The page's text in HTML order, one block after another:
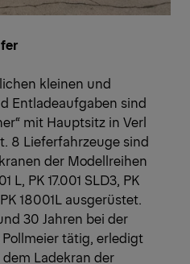
kleinen und
Entladeaufgaben sind
mit Hauptsitz in Verl
8 Lieferfahrzeuge sind
der Modellreihen
L, PK 17.001 SLD3, PK
18001L ausgerüstet.
30 Jahren bei der
Pollmeier tätig, erledigt
Ladekran der